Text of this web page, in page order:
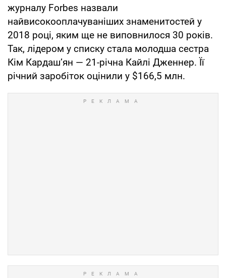
журналу Forbes назвали
найвисокооплачуваніших знаменитостей у
2018 році, яким ще не виповнилося 30 років.
Так, лідером у списку стала молодша сестра
Кім Кардаш’ян — 21-річна Кайлі Дженнер. Її
річний заробіток оцінили у $166,5 млн.